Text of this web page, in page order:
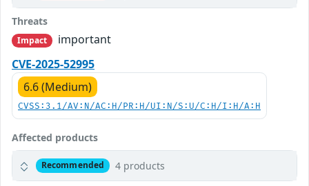
Threats
Impact
important
CVE-2025-52995
6.6 (Medium)
CVSS:3.1/AV:N/AC:H/PR:H/UI:N/S:U/C:H/I:H/A:H
Affected products
Recommended 4 products